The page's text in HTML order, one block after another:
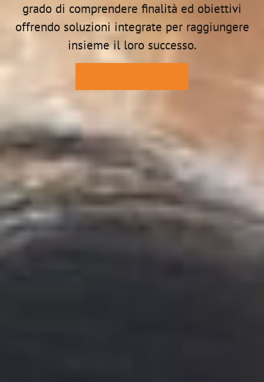
grado di comprendere finalità ed obiettivi
offrendo soluzioni integrate per raggiungere
insieme il loro successo.